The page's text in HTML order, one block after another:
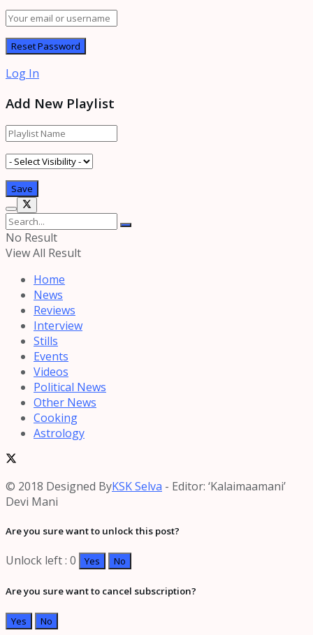
Log In
Add New Playlist
No Result
View All Result
Home
News
Reviews
Interview
Stills
Events
Videos
Political News
Other News
Cooking
Astrology
© 2018 Designed ByKSK Selva - Editor: ‘Kalaimaamani’
Devi Mani
Are you sure want to unlock this post?
Unlock left : 0 Yes No
Are you sure want to cancel subscription?
Yes No